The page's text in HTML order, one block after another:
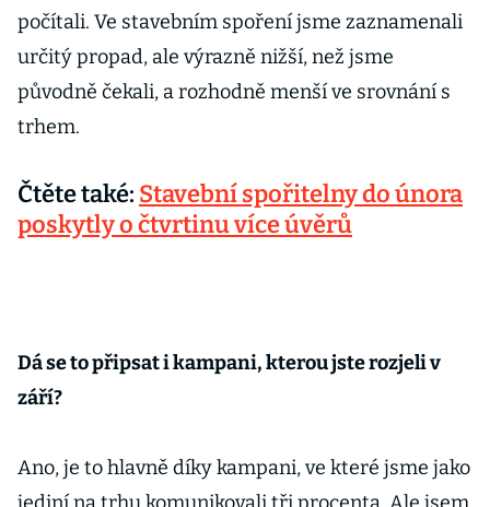
počítali. Ve stavebním spoření jsme zaznamenali
určitý propad, ale výrazně nižší, než jsme
původně čekali, a rozhodně menší ve srovnání s
trhem.
Čtěte také: Stavební spořitelny do února
poskytly o čtvrtinu více úvěrů
Dá se to připsat i kampani, kterou jste rozjeli v
září?
Ano, je to hlavně díky kampani, ve které jsme jako